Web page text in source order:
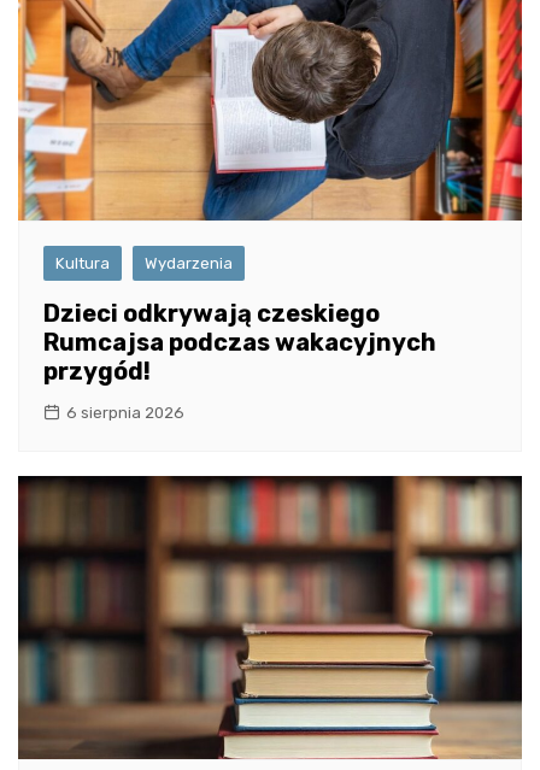
Kultura Wydarzenia
Dzieci odkrywają czeskiego
Rumcajsa podczas wakacyjnych
przygód!
6 sierpnia 2026